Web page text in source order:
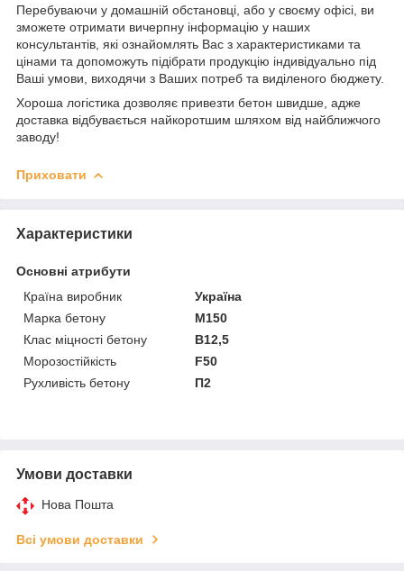
Перебуваючи у домашній обстановці, або у своєму офісі, ви
зможете отримати вичерпну інформацію у наших
консультантів, які ознайомлять Вас з характеристиками та
цінами та допоможуть підібрати продукцію індивідуально під
Ваші умови, виходячи з Ваших потреб та виділеного бюджету.
Хороша логістика дозволяє привезти бетон швидше, адже
доставка відбувається найкоротшим шляхом від найближчого
заводу!
Приховати
Характеристики
Основні атрибути
Країна виробник
Україна
Марка бетону
М150
Клас міцності бетону
В12,5
Морозостійкість
F50
Рухливість бетону
П2
Умови доставки
Нова Пошта
Всі умови доставки